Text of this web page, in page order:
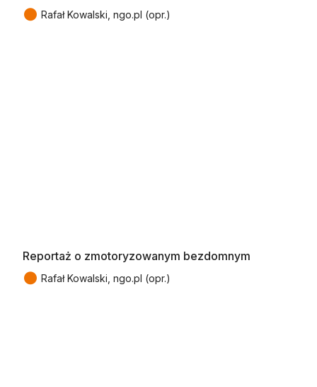
● Rafał Kowalski, ngo.pl (opr.)
Reportaż o zmotoryzowanym bezdomnym
● Rafał Kowalski, ngo.pl (opr.)